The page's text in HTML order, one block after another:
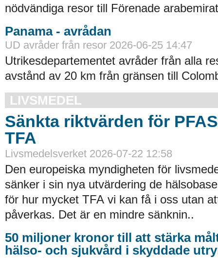
nödvändiga resor till Förenade
Panama - avrådan
UD avråder från resor 2026-06-25 14:47
Utrikesdepartementet avråder från alla
avstånd av 20 km från gränsen till
LIVSMEDEL
Sänkta riktvärden för
TFA
Livsmedelsverket 2026-07-22 12:58
Den europeiska myndigheten för
sänker i sin nya utvärdering de
för hur mycket TFA vi kan få i oss utan
påverkas. Det är en mindre sänknin..
50 miljoner kronor till att stärka
hälso- och sjukvård i skyddade